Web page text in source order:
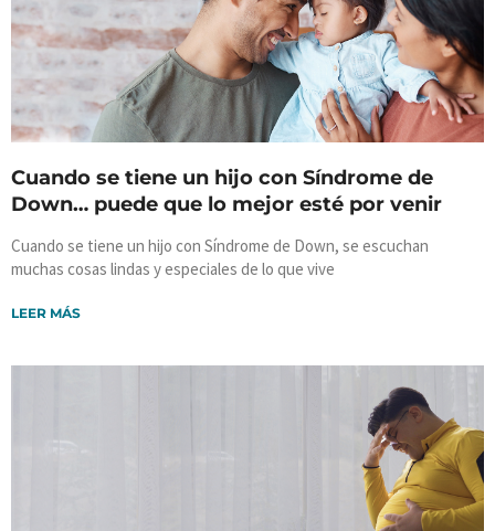
Cuando se tiene un hijo con Síndrome de
Down… puede que lo mejor esté por venir
Cuando se tiene un hijo con Síndrome de Down, se escuchan
muchas cosas lindas y especiales de lo que vive
LEER MÁS